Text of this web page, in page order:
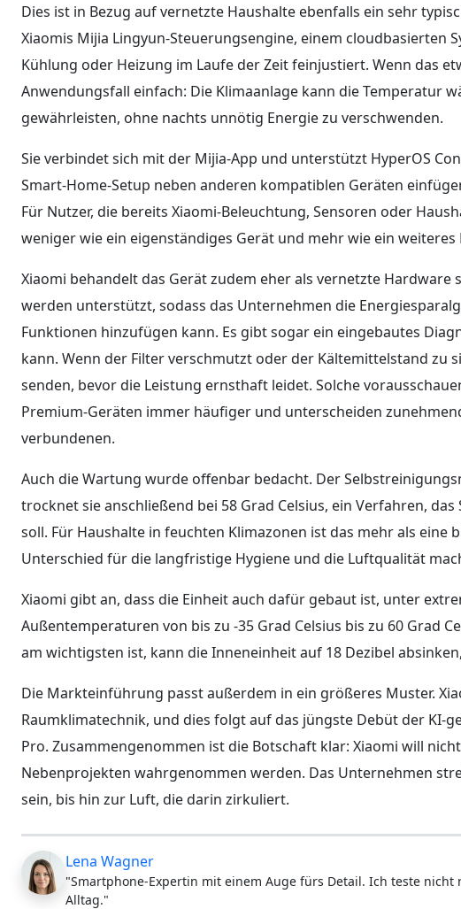
Dies ist in Bezug auf vernetzte Haushalte ebenfalls ein sehr
Xiaomis Mijia Lingyun-Steuerungsengine, einem cloudbasierten
Kühlung oder Heizung im Laufe der Zeit feinjustiert. Wenn das
Anwendungsfall einfach: Die Klimaanlage kann die Temperatur
gewährleisten, ohne nachts unnötig Energie zu verschwenden.
Sie verbindet sich mit der Mijia-App und unterstützt HyperOS
Smart-Home-Setup neben anderen kompatiblen Geräten
Für Nutzer, die bereits Xiaomi-Beleuchtung, Sensoren oder
weniger wie ein eigenständiges Gerät und mehr wie ein
Xiaomi behandelt das Gerät zudem eher als vernetzte
werden unterstützt, sodass das Unternehmen die
Funktionen hinzufügen kann. Es gibt sogar ein eingebautes
kann. Wenn der Filter verschmutzt oder der Kältemittelstand zu
senden, bevor die Leistung ernsthaft leidet. Solche
Premium-Geräten immer häufiger und unterscheiden
verbundenen.
Auch die Wartung wurde offenbar bedacht. Der
trocknet sie anschließend bei 58 Grad Celsius, ein Verfahren,
soll. Für Haushalte in feuchten Klimazonen ist das mehr als eine
Unterschied für die langfristige Hygiene und die Luftqualität
Xiaomi gibt an, dass die Einheit auch dafür gebaut ist, unter
Außentemperaturen von bis zu -35 Grad Celsius bis zu 60 Grad
am wichtigsten ist, kann die Inneneinheit auf 18 Dezibel
Die Markteinführung passt außerdem in ein größeres Muster.
Raumklimatechnik, und dies folgt auf das jüngste Debüt der KI-
Pro. Zusammengenommen ist die Botschaft klar: Xiaomi will
Nebenprojekten wahrgenommen werden. Das Unternehmen
sein, bis hin zur Luft, die darin zirkuliert.
Lena Wagner
"Smartphone-Expertin mit einem Auge fürs Detail. Ich teste
Alltag."